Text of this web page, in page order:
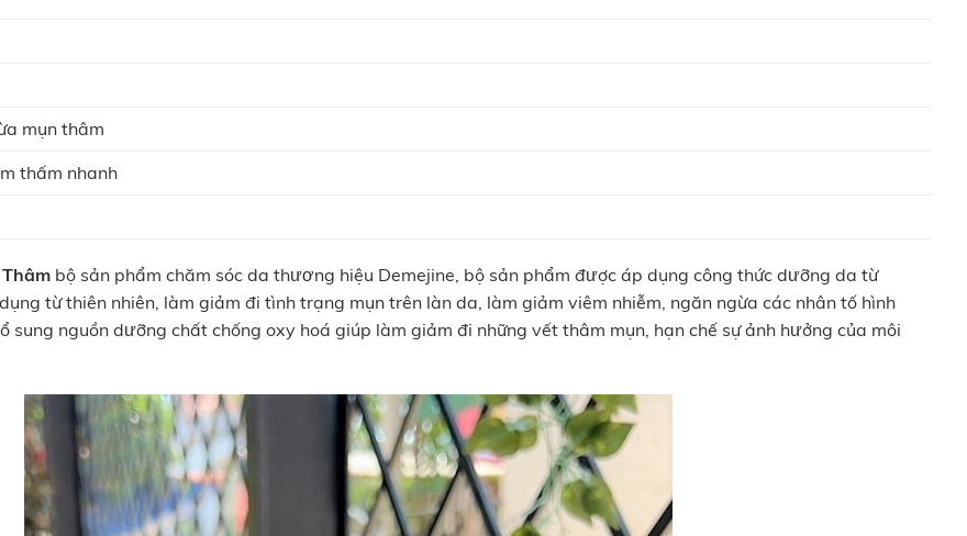
mụn thâm
thấm nhanh
bộ sản phẩm chăm sóc da thương hiệu Demejine, bộ sản phẩm được áp dụng công thức dưỡng da từ
từ thiên nhiên, làm giảm đi tình trạng mụn trên làn da, làm giảm viêm nhiễm, ngăn ngừa các nhân tố hình
sung nguồn dưỡng chất chống oxy hoá giúp làm giảm đi những vết thâm mụn, hạn chế sự ảnh hưởng của môi